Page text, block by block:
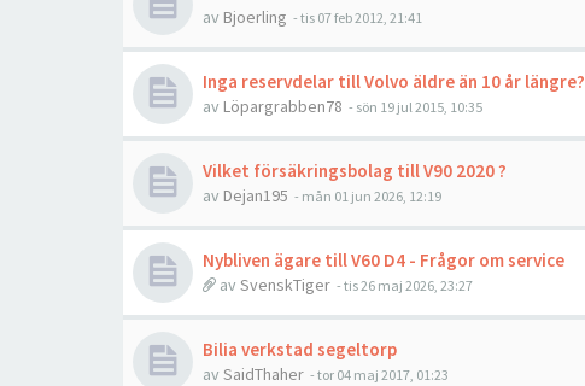
av Bjoerling - tis 07 feb 2012, 21:41
Inga reservdelar till Volvo äldre än 10 år längre?
av Löpargrabben78 - sön 19 jul 2015, 10:35
Vilket försäkringsbolag till V90 2020 ?
av Dejan195 - mån 01 jun 2026, 12:19
Nybliven ägare till V60 D4 - Frågor om service
av SvenskTiger - tis 26 maj 2026, 23:27
Bilia verkstad segeltorp
av SaidThaher - tor 04 maj 2017, 01:23